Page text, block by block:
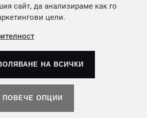
Агенция Европа ЕООД
права запазени.
сайт, да анализираме как го
цели.
НА ВСИЧКИ
ПОВЕЧЕ ОПЦИИ